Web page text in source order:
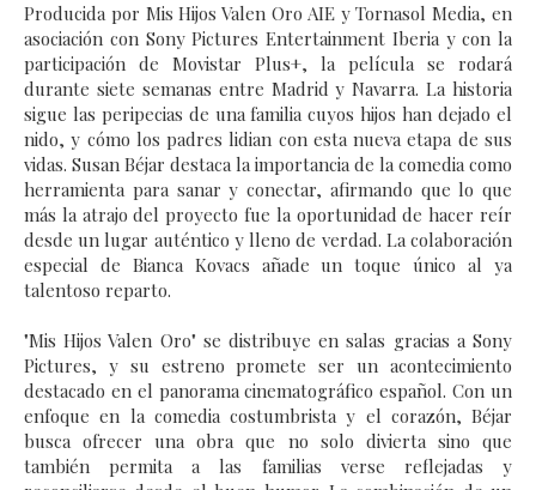
Producida por Mis Hijos Valen Oro AIE y Tornasol Media, en
asociación con Sony Pictures Entertainment Iberia y con la
participación de Movistar Plus+, la película se rodará
durante siete semanas entre Madrid y Navarra. La historia
sigue las peripecias de una familia cuyos hijos han dejado el
nido, y cómo los padres lidian con esta nueva etapa de sus
vidas. Susan Béjar destaca la importancia de la comedia como
herramienta para sanar y conectar, afirmando que lo que
más la atrajo del proyecto fue la oportunidad de hacer reír
desde un lugar auténtico y lleno de verdad. La colaboración
especial de Bianca Kovacs añade un toque único al ya
talentoso reparto.
"Mis Hijos Valen Oro" se distribuye en salas gracias a Sony
Pictures, y su estreno promete ser un acontecimiento
destacado en el panorama cinematográfico español. Con un
enfoque en la comedia costumbrista y el corazón, Béjar
busca ofrecer una obra que no solo divierta sino que
también permita a las familias verse reflejadas y